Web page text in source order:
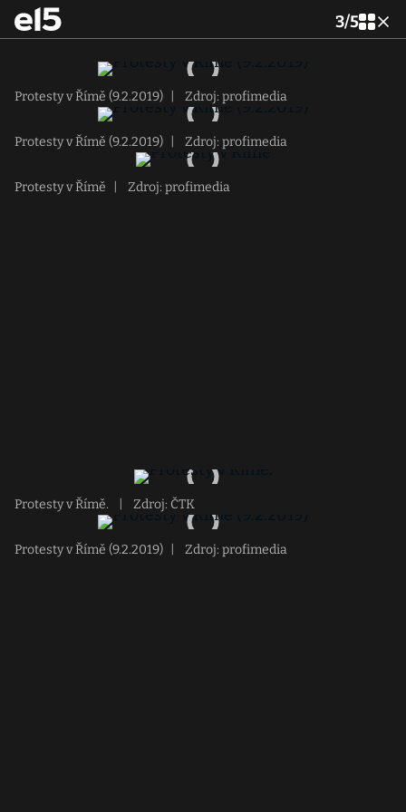
3/5
Protesty v Římě (9.2.2019) Zdroj: profimedia
Protesty v Římě (9.2.2019) Zdroj: profimedia
Protesty v Římě Zdroj: profimedia
Protesty v Římě. Zdroj: ČTK
Protesty v Římě (9.2.2019) Zdroj: profimedia